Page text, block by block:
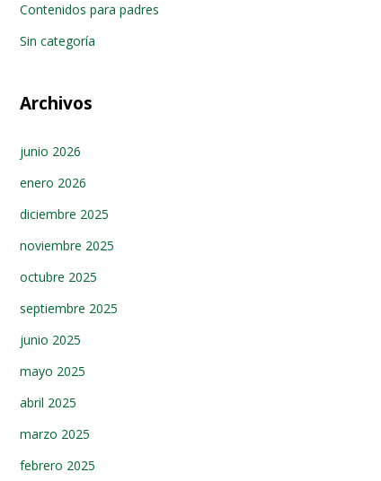
Contenidos para padres
Sin categoría
Archivos
junio 2026
enero 2026
diciembre 2025
noviembre 2025
octubre 2025
septiembre 2025
junio 2025
mayo 2025
abril 2025
marzo 2025
febrero 2025